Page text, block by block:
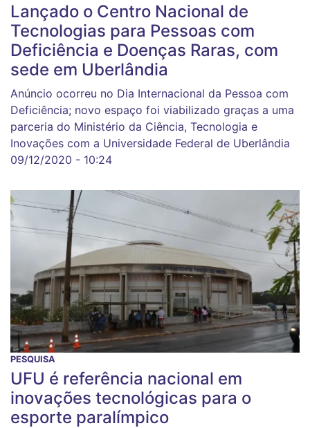
Lançado o Centro Nacional de
Tecnologias para Pessoas com
Deficiência e Doenças Raras, com
sede em Uberlândia
Anúncio ocorreu no Dia Internacional da Pessoa com
Deficiência; novo espaço foi viabilizado graças a uma
parceria do Ministério da Ciência, Tecnologia e
Inovações com a Universidade Federal de Uberlândia
09/12/2020 - 10:24
PESQUISA
UFU é referência nacional em
inovações tecnológicas para o
esporte paralímpico